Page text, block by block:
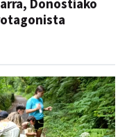
Donostiako